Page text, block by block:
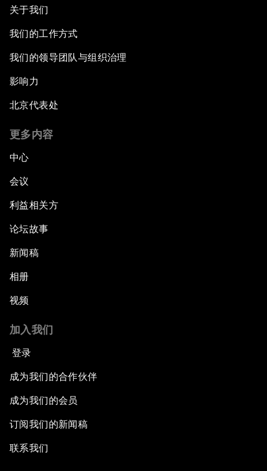
关于我们
我们的工作方式
我们的领导团队与组织治理
影响力
北京代表处
更多内容
中心
会议
利益相关方
论坛故事
新闻稿
相册
视频
加入我们
登录
成为我们的合作伙伴
成为我们的会员
订阅我们的新闻稿
联系我们